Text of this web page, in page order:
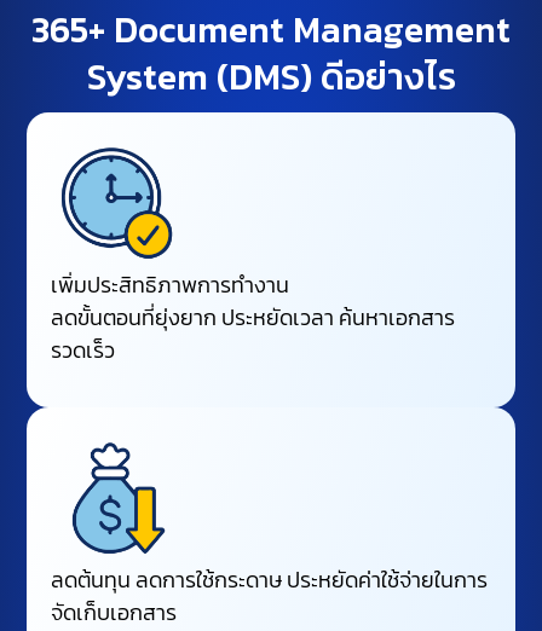
365+ Document Management
System (DMS) ดีอย่างไร
เพิ่มประสิทธิภาพการทำงาน
ลดขั้นตอนที่ยุ่งยาก ประหยัดเวลา ค้นหาเอกสาร
รวดเร็ว
ลดต้นทุน ลดการใช้กระดาษ ประหยัดค่าใช้จ่ายในการ
จัดเก็บเอกสาร